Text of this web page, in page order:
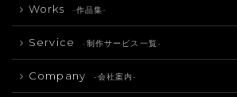
Works -作品集-
Service -制作サービス一覧-
Company -会社案内-